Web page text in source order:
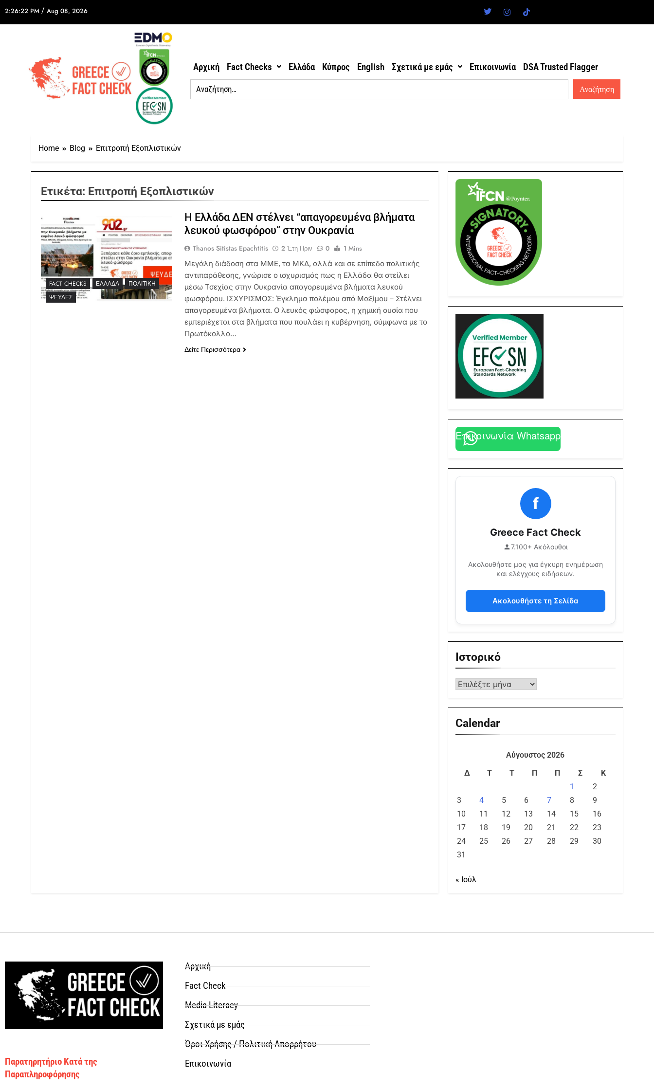
2:26:22 PM / Aug 08, 2026
Αρχική Fact Checks Ελλάδα Κύπρος English Σχετικά με εμάς Επικοινωνία DSA Trusted Flagger
Home Blog Επιτροπή Εξοπλιστικών
Ετικέτα: Επιτροπή Εξοπλιστικών
FACT CHECKS ΕΛΛΆΔΑ
ΠΟΛΙΤΙΚΉ
ΨΕΥΔΈΣ
Η Ελλάδα ΔΕΝ στέλνει “απαγορευμένα βλήματα
λευκού φωσφόρου” στην Ουκρανία
Thanos Sitistas Epachtitis 2 Έτη Πριν 0
1 Mins
Μεγάλη διάδοση στα ΜΜΕ, τα ΜΚΔ, αλλά και σε επίπεδο πολιτικής
αντιπαράθεσης, γνώρισε ο ισχυρισμός πως η Ελλάδα θα στείλει
μέσω Τσεχίας στην Ουκρανία απαγορευμένα βλήματα λευκού
φωσφόρου. ΙΣΧΥΡΙΣΜΟΣ: Έγκλημα πολέμου από Μαξίμου – Στέλνει
απαγορευμένα βλήματα. Ο λευκός φώσφορος, η χημική ουσία που
εμπεριέχεται στα βλήματα που πουλάει η κυβέρνηση, σύμφωνα με το
Πρωτόκολλο…
Δείτε Περισσότερα
Επικοινωνία Whatsapp
f
Greece Fact Check
7.100+ Ακόλουθοι
Ακολουθήστε μας για έγκυρη ενημέρωση
και ελέγχους ειδήσεων.
Ακολουθήστε τη Σελίδα
Ιστορικό
Calendar
Αύγουστος 2026
Δ
Τ Τ Π Π Σ
Κ
1
2
3
4 5 6 7 8
9
10
11 12 13 14 15
16
17
18 19 20 21 22
23
24
25 26 27 28 29
30
31
« Ιούλ
Παρατηρητήριο Κατά της
Παραπληροφόρησης
Αρχική
Fact Check
Media Literacy
Σχετικά με εμάς
Όροι Χρήσης / Πολιτική Απορρήτου
Επικοινωνία